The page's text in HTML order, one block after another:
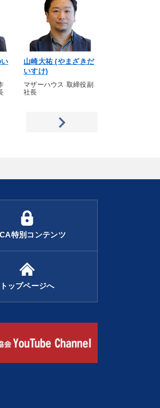
山崎大祐 (やまざきだ
いすけ)
マザーハウス 取締役副
社長
特別コンテンツ
トップページへ